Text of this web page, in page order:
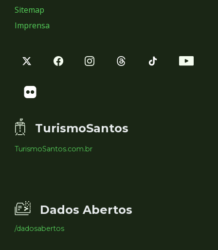
Sitemap
Imprensa
TurismoSantos
TurismoSantos.com.br
Dados Abertos
/dadosabertos